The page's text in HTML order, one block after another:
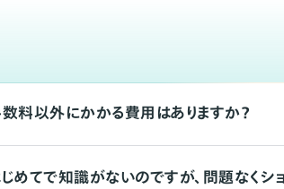
料以外にかかる費用はありますか？
めてで知識がないのですが、問題なくシ